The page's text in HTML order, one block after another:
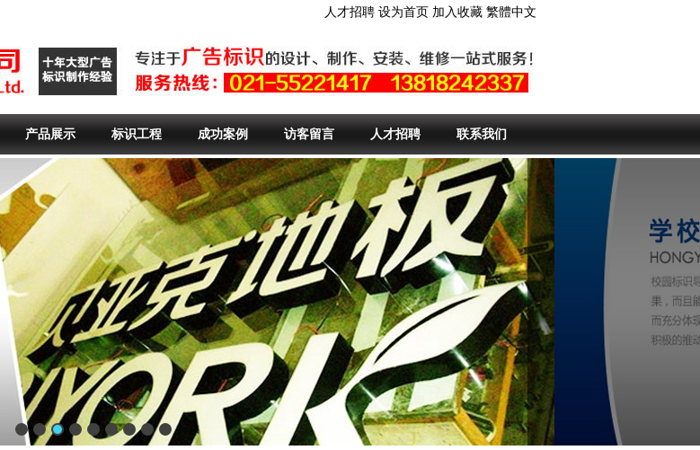
人才招聘 设为首页 加入收藏 繁體中文
产品展示 标识工程 成功案例 访客留言 人才招聘 联系我们